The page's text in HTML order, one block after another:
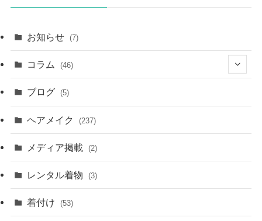
お知らせ (7)
コラム (46)
(3)
ブログ (5)
ヘアメイク (237)
メディア掲載 (2)
レンタル着物 (3)
着付け (53)